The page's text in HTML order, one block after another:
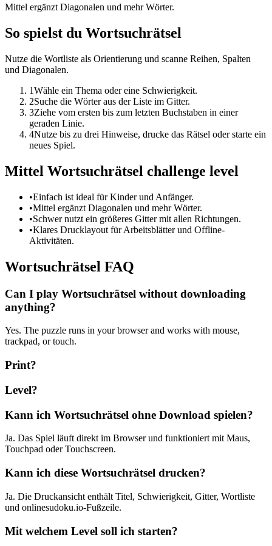
Mittel ergänzt Diagonalen und mehr Wörter.
So spielst du Wortsuchrätsel
Nutze die Wortliste als Orientierung und scanne Reihen, Spalten
und Diagonalen.
1Wähle ein Thema oder eine Schwierigkeit.
2Suche die Wörter aus der Liste im Gitter.
3Ziehe vom ersten bis zum letzten Buchstaben in einer
geraden Linie.
4Nutze bis zu drei Hinweise, drucke das Rätsel oder starte ein
neues Spiel.
Mittel Wortsuchrätsel challenge level
•Einfach ist ideal für Kinder und Anfänger.
•Mittel ergänzt Diagonalen und mehr Wörter.
•Schwer nutzt ein größeres Gitter mit allen Richtungen.
•Klares Drucklayout für Arbeitsblätter und Offline-
Aktivitäten.
Wortsuchrätsel FAQ
Can I play Wortsuchrätsel without downloading
anything?
Yes. The puzzle runs in your browser and works with mouse,
trackpad, or touch.
Print?
Level?
Kann ich Wortsuchrätsel ohne Download spielen?
Ja. Das Spiel läuft direkt im Browser und funktioniert mit Maus,
Touchpad oder Touchscreen.
Kann ich diese Wortsuchrätsel drucken?
Ja. Die Druckansicht enthält Titel, Schwierigkeit, Gitter, Wortliste
und onlinesudoku.io-Fußzeile.
Mit welchem Level soll ich starten?